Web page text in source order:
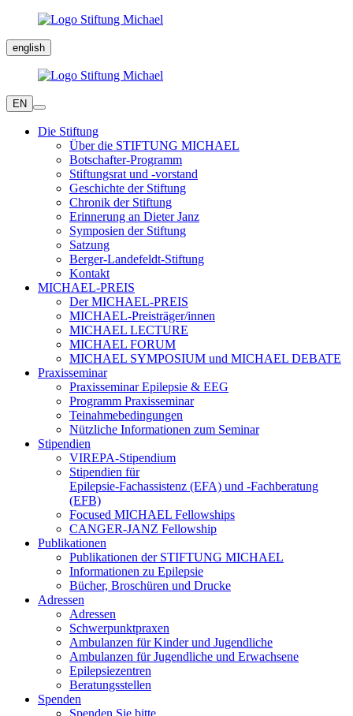
english
EN
Die Stiftung
Über die STIFTUNG MICHAEL
Botschafter-Programm
Stiftungsrat und -vorstand
Geschichte der Stiftung
Chronik der Stiftung
Erinnerung an Dieter Janz
Symposien der Stiftung
Satzung
Berger-Landefeldt-Stiftung
Kontakt
MICHAEL-PREIS
Der MICHAEL-PREIS
MICHAEL-Preisträger/innen
MICHAEL LECTURE
MICHAEL FORUM
MICHAEL SYMPOSIUM und MICHAEL DEBATE
Praxisseminar
Praxisseminar Epilepsie & EEG
Programm Praxisseminar
Teinahmebedingungen
Nützliche Informationen zum Seminar
Stipendien
VIREPA-Stipendium
Stipendien für
Epilepsie-Fachassistenz (EFA) und -Fachberatung
(EFB)
Focused MICHAEL Fellowships
CANGER-JANZ Fellowship
Publikationen
Publikationen der STIFTUNG MICHAEL
Informationen zu Epilepsie
Bücher, Broschüren und Drucke
Adressen
Adressen
Schwerpunktpraxen
Ambulanzen für Kinder und Jugendliche
Ambulanzen für Jugendliche und Erwachsene
Epilepsiezentren
Beratungsstellen
Spenden
Spenden Sie bitte